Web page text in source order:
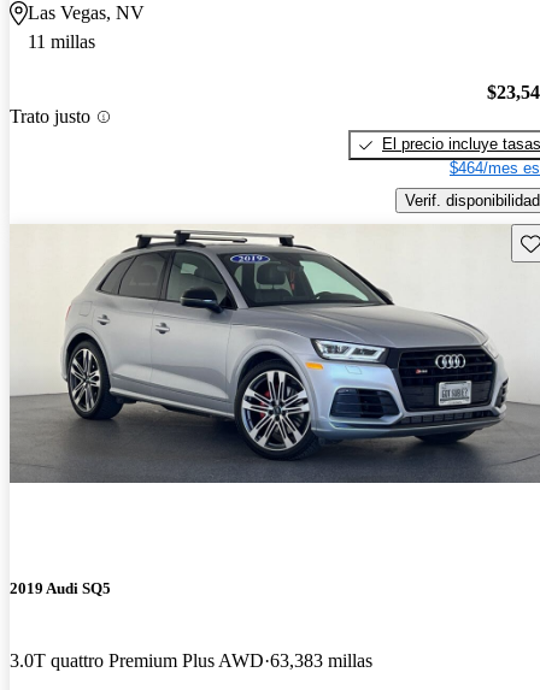
Las Vegas, NV
11 millas
Trato justo
El precio incluye tasas
$464/mes
Verif. disponibilidad
2019 Audi SQ5
3.0T quattro Premium Plus AWD 63,383 millas